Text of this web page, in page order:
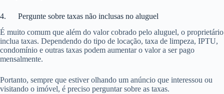
4. Pergunte sobre taxas não inclusas no aluguel
É muito comum que além do valor cobrado pelo aluguel, o proprietário
inclua taxas. Dependendo do tipo de locação, taxa de limpeza, IPTU,
condomínio e outras taxas podem aumentar o valor a ser pago
mensalmente.
Portanto, sempre que estiver olhando um anúncio que interessou ou
visitando o imóvel, é preciso perguntar sobre as taxas.